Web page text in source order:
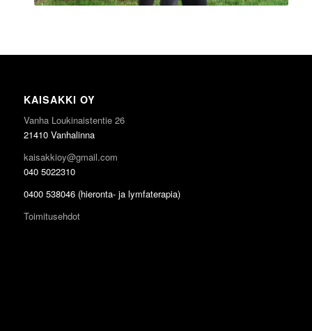
KAISAKKI OY
Vanha Loukinaistentie 26
21410 Vanhalinna
kaisakkioy@gmail.com
040 5022310
0400 538046 (hieronta- ja lymfaterapia)
Toimitusehdot